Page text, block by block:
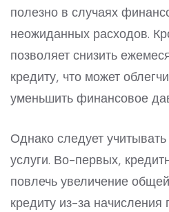
полезно в случаях
неожиданных расходов.
позволяет снизить
кредиту, что может
уменьшить финансовое
Однако следует
услуги. Во-первых,
повлечь увеличение
кредиту из-за начисления